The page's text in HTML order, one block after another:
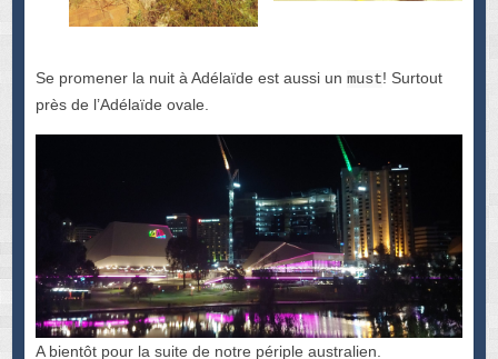
Se promener la nuit à Adélaïde est aussi un must! Surtout
près de l’Adélaïde ovale.
A bientôt pour la suite de notre périple australien.